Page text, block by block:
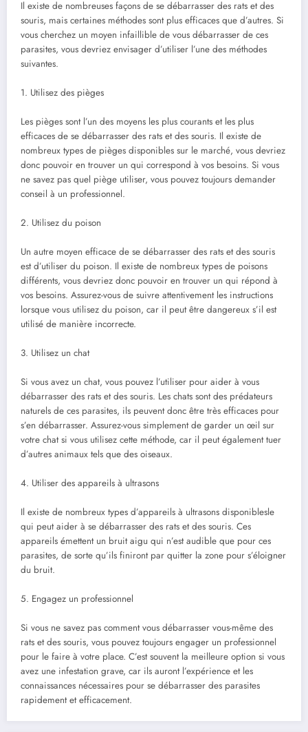
Il existe de nombreuses façons de se débarrasser des rats et des
souris, mais certaines méthodes sont plus efficaces que d’autres. Si
vous cherchez un moyen infaillible de vous débarrasser de ces
parasites, vous devriez envisager d’utiliser l’une des méthodes
suivantes.
1. Utilisez des pièges
Les pièges sont l’un des moyens les plus courants et les plus
efficaces de se débarrasser des rats et des souris. Il existe de
nombreux types de pièges disponibles sur le marché, vous devriez
donc pouvoir en trouver un qui correspond à vos besoins. Si vous
ne savez pas quel piège utiliser, vous pouvez toujours demander
conseil à un professionnel.
2. Utilisez du poison
Un autre moyen efficace de se débarrasser des rats et des souris
est d’utiliser du poison. Il existe de nombreux types de poisons
différents, vous devriez donc pouvoir en trouver un qui répond à
vos besoins. Assurez-vous de suivre attentivement les instructions
lorsque vous utilisez du poison, car il peut être dangereux s’il est
utilisé de manière incorrecte.
3. Utilisez un chat
Si vous avez un chat, vous pouvez l’utiliser pour aider à vous
débarrasser des rats et des souris. Les chats sont des prédateurs
naturels de ces parasites, ils peuvent donc être très efficaces pour
s’en débarrasser. Assurez-vous simplement de garder un œil sur
votre chat si vous utilisez cette méthode, car il peut également tuer
d’autres animaux tels que des oiseaux.
4. Utiliser des appareils à ultrasons
Il existe de nombreux types d’appareils à ultrasons disponiblesle
qui peut aider à se débarrasser des rats et des souris. Ces
appareils émettent un bruit aigu qui n’est audible que pour ces
parasites, de sorte qu’ils finiront par quitter la zone pour s’éloigner
du bruit.
5. Engagez un professionnel
Si vous ne savez pas comment vous débarrasser vous-même des
rats et des souris, vous pouvez toujours engager un professionnel
pour le faire à votre place. C’est souvent la meilleure option si vous
avez une infestation grave, car ils auront l’expérience et les
connaissances nécessaires pour se débarrasser des parasites
rapidement et efficacement.